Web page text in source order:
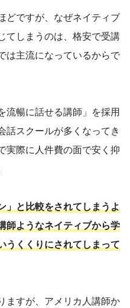
どですが、なぜネイティブ
てしまうのは、格安で受講
は主流になっているからで
流暢に話せる講師」を採用
話スクールが多くなってき
実際に人件費の面で安く抑
」と比較をされてしまうよ
師ようなネイティブから学
うくくりにされてしまって
ますが、アメリカ人講師か